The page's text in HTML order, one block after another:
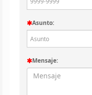
Asunto:
Mensaje: